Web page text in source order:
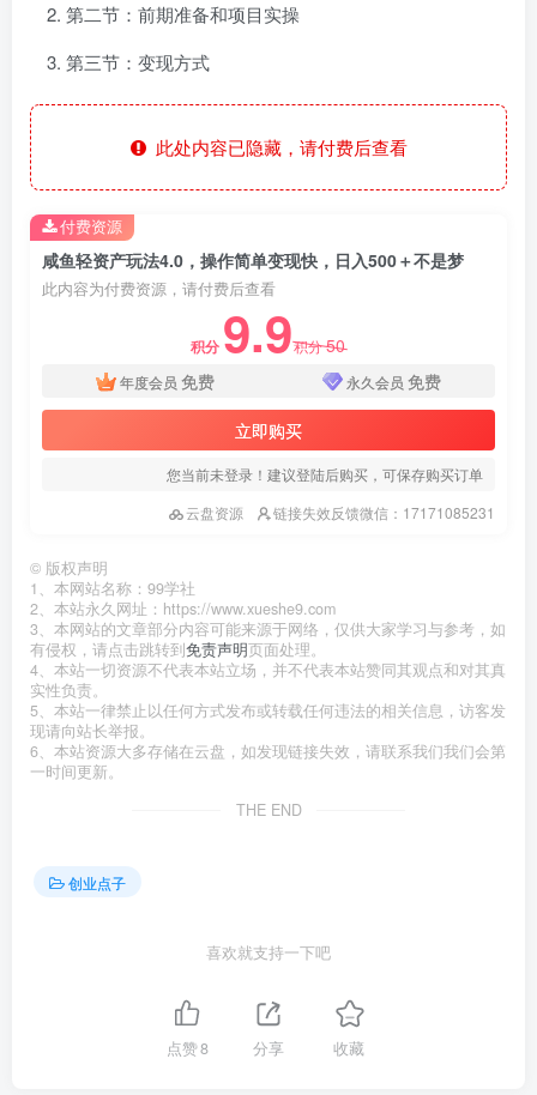
第二节：前期准备和项目实操
第三节：变现方式
此处内容已隐藏，请付费后查看
咸鱼轻资产玩法4.0，操作简单变现快，日入500＋不是梦
此内容为付费资源，请付费后查看
积分 9.9积分50
年度会员 免费 永久会员 免费
立即购买
您当前未登录！建议登陆后购买，可保存购买订单
云盘资源
链接失效反馈微信：17171085231
付费资源
© 版权声明
1、本网站名称：99学社
2、本站永久网址：https://www.xueshe9.com
3、本网站的文章部分内容可能来源于网络，仅供大家学习与参考，如
有侵权，请点击跳转到免责声明页面处理。
4、本站一切资源不代表本站立场，并不代表本站赞同其观点和对其真
实性负责。
5、本站一律禁止以任何方式发布或转载任何违法的相关信息，访客发
现请向站长举报。
6、本站资源大多存储在云盘，如发现链接失效，请联系我们我们会第
一时间更新。
THE END
创业点子
喜欢就支持一下吧
点赞8 分享 收藏